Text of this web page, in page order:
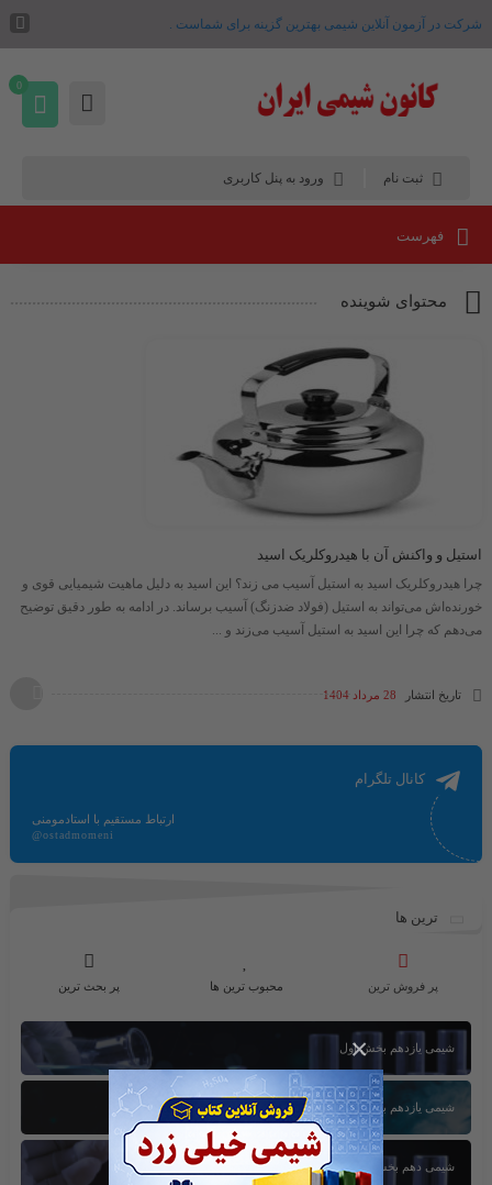
×
شرکت در آزمون آنلاین شیمی بهترین گزینه برای شماست .
ثبت نام ورود به پنل کاربری
0
فهرست
محتوای شوینده
استیل و واکنش آن با هیدروکلریک اسید
چرا هیدروکلریک اسید به استیل آسیب می زند؟ این اسید به دلیل ماهیت شیمیایی قوی و
خورنده‌اش می‌تواند به استیل (فولاد ضدزنگ) آسیب برساند. در ادامه به طور دقیق توضیح
می‌دهم که چرا این اسید به استیل آسیب می‌زند و ...
تاریخ انتشار 28 مرداد 1404
کانال تلگرام
ارتباط مستقیم با استادمومنی
@ostadmomeni
ترین ها
پر فروش ترین محبوب ترین ها پر بحث ترین
شیمی یازدهم بخش اول
شیمی یازدهم بخش سوم
شیمی دهم بخش اول